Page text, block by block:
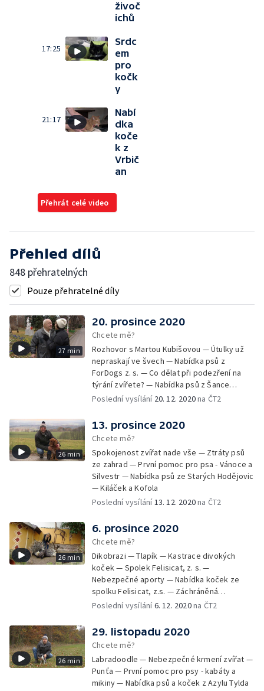
živoč
ichů
17:25
Srdc
em
pro
kočk
y
21:17
Nabí
dka
koče
k z
Vrbič
an
Přehrát celé video
Přehled dílů
848 přehratelných
Pouze přehratelné díly
27 min
20. prosince 2020
Chcete mě?
Rozhovor s Martou Kubišovou — Útulky už
nepraskají ve švech — Nabídka psů z
ForDogs z. s. — Co dělat při podezření na
týrání zvířete? — Nabídka psů z Šance
zvířatům — Rozloučení
Poslední vysílání 20. 12. 2020na ČT2
26 min
13. prosince 2020
Chcete mě?
Spokojenost zvířat nade vše — Ztráty psů
ze zahrad — První pomoc pro psa - Vánoce a
Silvestr — Nabídka psů ze Starých Hodějovic
— Kiláček a Kofola
Poslední vysílání13. 12. 2020na ČT2
26 min
6. prosince 2020
Chcete mě?
Dikobrazi — Tlapík — Kastrace divokých
koček — Spolek Felisicat, z. s. —
Nebezpečné aporty — Nabídka koček ze
spolku Felisicat, z.s. — Záchráněná
labradorka Terezka
Poslední vysílání6. 12. 2020na ČT2
26 min
29. listopadu 2020
Chcete mě?
Labradoodle — Nebezpečné krmení zvířat —
Punťa — První pomoc pro psy - kabáty a
mikiny — Nabídka psů a koček z Azylu Tylda